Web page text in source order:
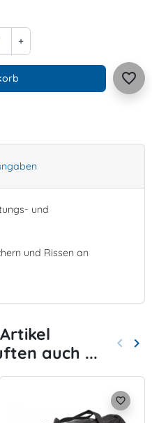
+
favorite_border
und
und Rissen an
auch ...
Zurück
keyboard_arrow_left keyboard_arrow_right
favorite_border